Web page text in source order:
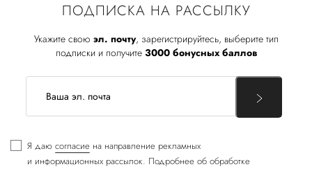
ПОДПИСКА НА РАССЫЛКУ
Укажите свою эл. почту, зарегистрируйтесь, выберите тип
подписки и получите 3000 бонусных баллов
Я даю согласие на направление рекламных
и информационных рассылок. Подробнее об обработке